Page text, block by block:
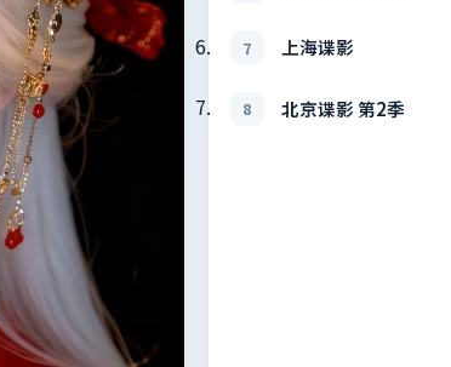
7 上海谍影
8 北京谍影 第2季